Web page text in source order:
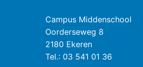
Campus Middenschool
Oorderseweg 8
2180 Ekeren
Tel.: 03 541 01 36